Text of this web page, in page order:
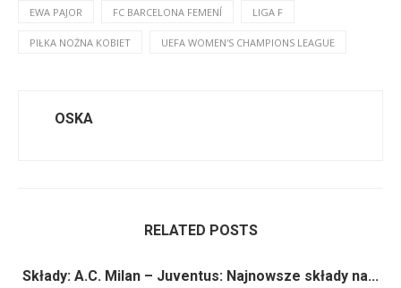
EWA PAJOR FC BARCELONA FEMENÍ LIGA F
PIŁKA NOŻNA KOBIET UEFA WOMEN'S CHAMPIONS LEAGUE
OSKA
RELATED POSTS
Składy: A.C. Milan – Juventus: Najnowsze składy na...